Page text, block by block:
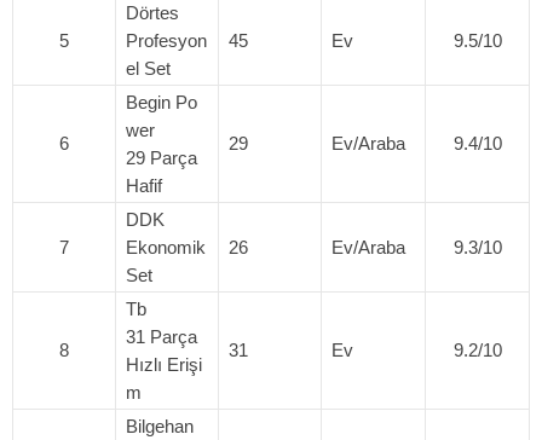
5
Dörtes
Profesyon
el Set
45 Ev 9.5/10
6
Begin Po
wer
29 Parça
Hafif
29 Ev/Araba 9.4/10
7
DDK
Ekonomik
Set
26 Ev/Araba 9.3/10
8
Tb
31 Parça
Hızlı Erişi
m
31 Ev 9.2/10
Bilgehan